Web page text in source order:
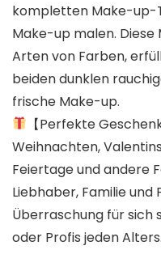
kompletten Make-up-
Make-up malen.
Arten von Farben,
beiden dunklen
frische Make-up.
【Perfekte
Weihnachten,
Feiertage und andere
Liebhaber, Familie und
Überraschung für
oder Profis jeden Alters.